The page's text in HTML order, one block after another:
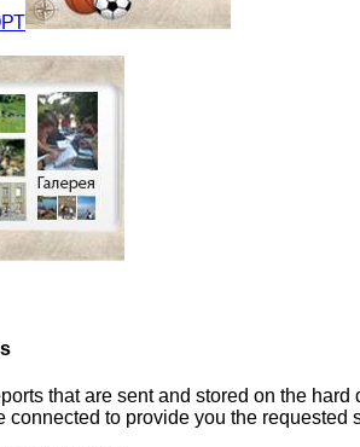
that are sent and stored on the
connected to provide you the